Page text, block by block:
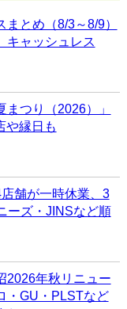
まとめ（8/3～8/9）
キャッシュレス
まつり（2026）」
や縁日も
舗が一時休業、3
ーズ・JINSなど順
2026年秋リニュー
・GU・PLSTなど